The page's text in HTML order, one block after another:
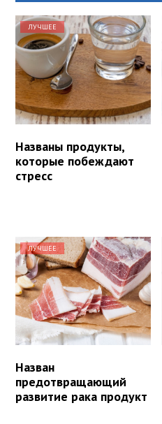
ЛУЧШЕЕ
Названы продукты,
которые побеждают
стресс
ЛУЧШЕЕ
Назван
предотвращающий
развитие рака продукт